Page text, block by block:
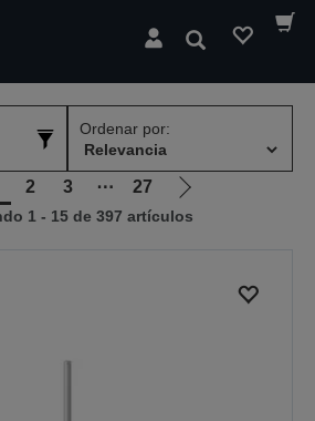
Buscar
Ordenar por:
2 3 ⋯ 27
Ir
a
siguiente
1 - 15 de 397 artículos